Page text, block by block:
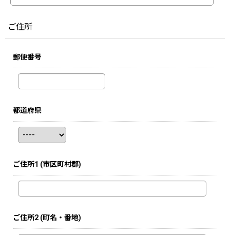
ご住所
郵便番号
都道府県
ご住所1 (市区町村郡)
ご住所2 (町名・番地)